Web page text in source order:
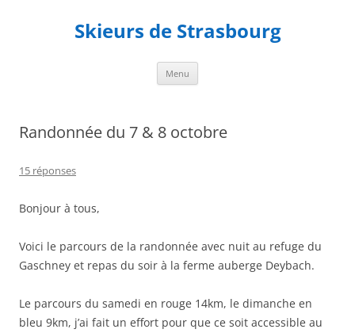
Skieurs de Strasbourg
Menu
Randonnée du 7 & 8 octobre
15 réponses
Bonjour à tous,
Voici le parcours de la randonnée avec nuit au refuge du
Gaschney et repas du soir à la ferme auberge Deybach.
Le parcours du samedi en rouge 14km, le dimanche en
bleu 9km, j’ai fait un effort pour que ce soit accessible au